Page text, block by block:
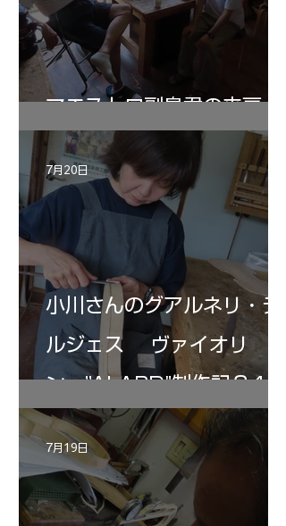
マエストロ副島君の来房
小川さんのグアルネリ・デ
ルジェス ヴァイオリ
ン ”ALARD"制作記３4
7月20日
7月19日